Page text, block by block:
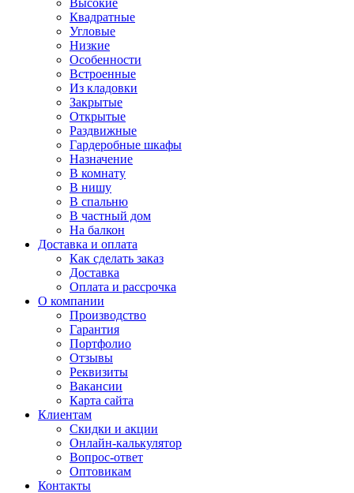
Высокие
Квадратные
Угловые
Низкие
Особенности
Встроенные
Из кладовки
Закрытые
Открытые
Раздвижные
Гардеробные шкафы
Назначение
В комнату
В нишу
В спальню
В частный дом
На балкон
Доставка и оплата
Как сделать заказ
Доставка
Оплата и рассрочка
О компании
Производство
Гарантия
Портфолио
Отзывы
Реквизиты
Вакансии
Карта сайта
Клиентам
Скидки и акции
Онлайн-калькулятор
Вопрос-ответ
Оптовикам
Контакты